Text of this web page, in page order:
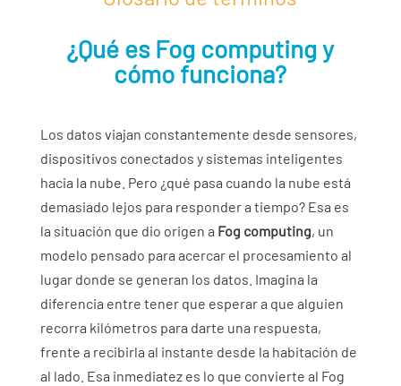
¿Qué es Fog computing y
cómo funciona?
Los datos viajan constantemente desde sensores,
dispositivos conectados y sistemas inteligentes
hacia la nube. Pero ¿qué pasa cuando la nube está
demasiado lejos para responder a tiempo? Esa es
la situación que dio origen a Fog computing, un
modelo pensado para acercar el procesamiento al
lugar donde se generan los datos. Imagina la
diferencia entre tener que esperar a que alguien
recorra kilómetros para darte una respuesta,
frente a recibirla al instante desde la habitación de
al lado. Esa inmediatez es lo que convierte al Fog